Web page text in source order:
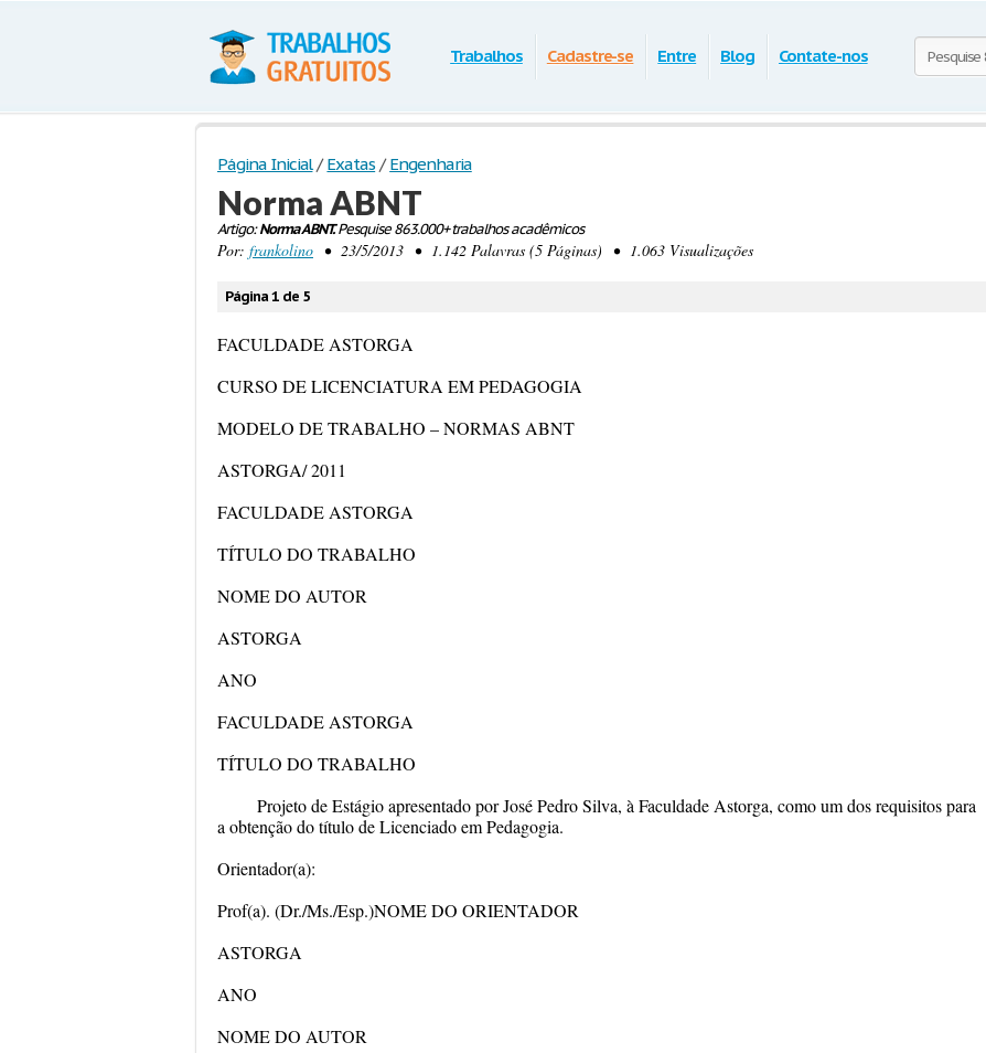
Trabalhos Cadastre-se Entre Blog Contate-nos
Página Inicial / Exatas / Engenharia
Norma ABNT
Artigo:Norma ABNT.Pesquise 863.000+ trabalhos acadêmicos
Por: frankolino • 23/5/2013 • 1.142 Palavras (5 Páginas) • 1.063 Visualizações
Página 1 de 5
FACULDADE ASTORGA
CURSO DE LICENCIATURA EM PEDAGOGIA
MODELO DE TRABALHO – NORMAS ABNT
ASTORGA/ 2011
FACULDADE ASTORGA
TÍTULO DO TRABALHO
NOME DO AUTOR
ASTORGA
ANO
FACULDADE ASTORGA
TÍTULO DO TRABALHO
Projeto de Estágio apresentado por José Pedro Silva, à Faculdade Astorga, como um dos requisitos para
a obtenção do título de Licenciado em Pedagogia.
Orientador(a):
Prof(a). (Dr./Ms./Esp.)NOME DO ORIENTADOR
ASTORGA
ANO
NOME DO AUTOR